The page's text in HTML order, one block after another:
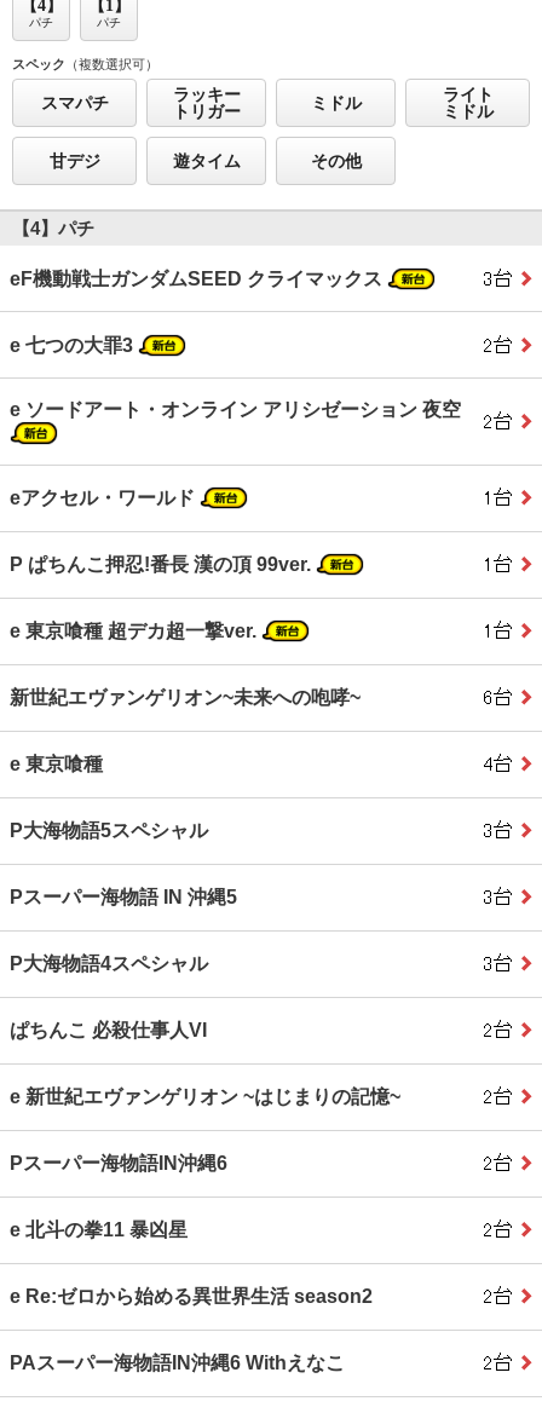
【4】
パチ
【1】
パチ
スペック （複数選択可）
スマパチ
ラッキー
トリガー
ミドル
ライト
ミドル
甘デジ 遊タイム その他
【4】パチ
eF機動戦士ガンダムSEED クライマックス
e 七つの大罪3
e ソードアート・オンライン アリシゼーション 夜空
eアクセル・ワールド
P ぱちんこ押忍!番長 漢の頂 99ver.
e 東京喰種 超デカ超一撃ver.
新世紀エヴァンゲリオン~未来への咆哮~
e 東京喰種
P大海物語5スペシャル
Pスーパー海物語 IN 沖縄5
P大海物語4スペシャル
ぱちんこ 必殺仕事人VI
e 新世紀エヴァンゲリオン ~はじまりの記憶~
Pスーパー海物語IN沖縄6
e 北斗の拳11 暴凶星
e Re:ゼロから始める異世界生活 season2
PAスーパー海物語IN沖縄6 Withえなこ